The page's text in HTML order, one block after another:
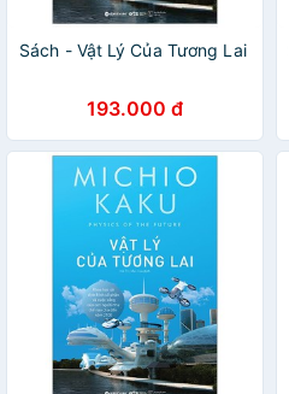
Sách - Vật Lý Của Tương Lai
193.000 đ